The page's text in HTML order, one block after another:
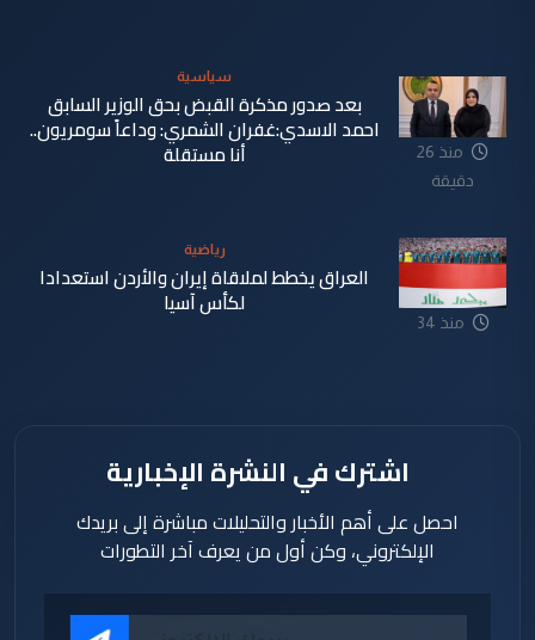
منذ 26
دقيقة
سياسية
بعد صدور مذكرة القبض بحق الوزير السابق
احمد الاسدي:غفران الشمري: وداعاً سومريون..
أنا مستقلة
منذ 34
رياضية
العراق يخطط لملاقاة إيران والأردن استعدادا
لكأس آسيا
اشترك في النشرة الإخبارية
احصل على أهم الأخبار والتحليلات مباشرة إلى بريدك
الإلكتروني، وكن أول من يعرف آخر التطورات